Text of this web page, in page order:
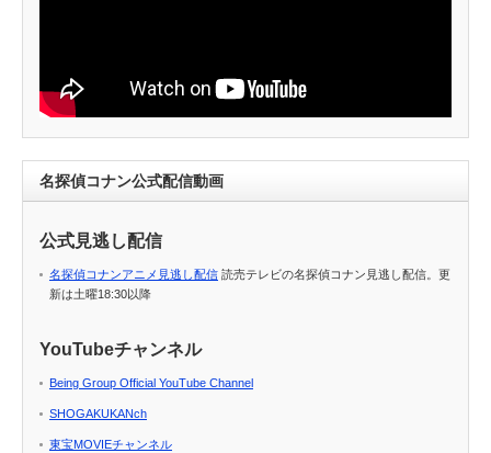
名探偵コナン公式配信動画
公式見逃し配信
名探偵コナンアニメ見逃し配信 読売テレビの名探偵コナン見逃し配信。更
新は土曜18:30以降
YouTubeチャンネル
Being Group Official YouTube Channel
SHOGAKUKANch
東宝MOVIEチャンネル